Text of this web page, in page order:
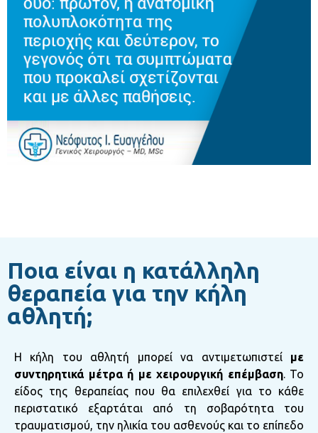
Ποια είναι η κατάλληλη
θεραπεία για την κήλη
αθλητή;
Η κήλη του αθλητή μπορεί να αντιμετωπιστεί με
συντηρητικά μέτρα ή με χειρουργική επέμβαση. Το
είδος της θεραπείας που θα επιλεχθεί για το κάθε
περιστατικό εξαρτάται από τη σοβαρότητα του
τραυματισμού, την ηλικία του ασθενούς και το επίπεδο